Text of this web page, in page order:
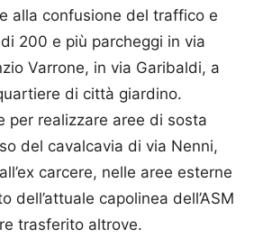
alla confusione del traffico e
200 e più parcheggi in via
Varrone, in via Garibaldi, a
di città giardino.
per realizzare aree di sosta
del cavalcavia di via Nenni,
carcere, nelle aree esterne
dell’attuale capolinea dell’ASM
trasferito altrove.